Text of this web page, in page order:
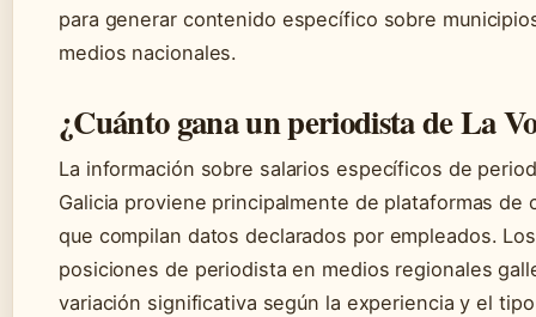
para generar contenido específico sobre
medios nacionales.
¿Cuánto gana un periodista de La
La información sobre salarios específicos de
Galicia proviene principalmente de plataformas de
que compilan datos declarados por empleados.
posiciones de periodista en medios regionales
variación significativa según la experiencia y el